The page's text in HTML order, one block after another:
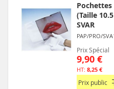
(Taille
SVAR
PAP/PRO/
Prix Spécial
9,90 €
8,25 €
Prix public